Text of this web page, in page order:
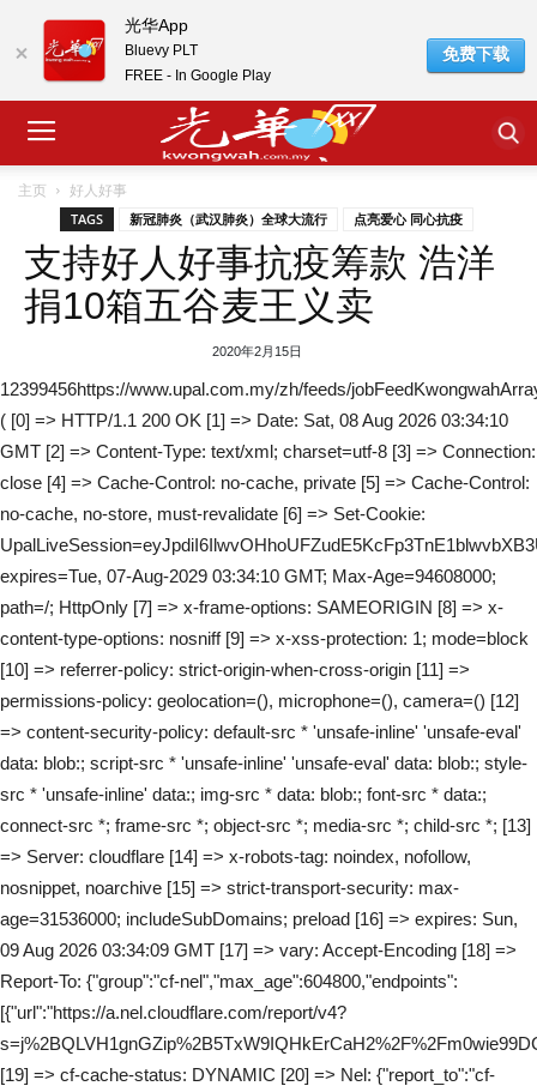
主页 好人好事
TAGS 新冠肺炎（武汉肺炎）全球大流行 点亮爱心 同心抗疫
支持好人好事抗疫筹款 浩洋
捐10箱五谷麦王义卖
2020年2月15日
12399456https://www.upal.com.my/zh/feeds/
( [0] => HTTP/1.1 200 OK [1] => Date: Sat, 08 Aug 2026 03:34:10
GMT [2] => Content-Type: text/xml; charset=utf-8 [3] => Connection:
close [4] => Cache-Control: no-cache, private [5] => Cache-Control:
no-cache, no-store, must-revalidate [6] => Set-Cookie:
expires=Tue, 07-Aug-2029 03:34:10 GMT; Max-Age=94608000;
path=/; HttpOnly [7] => x-frame-options: SAMEORIGIN [8] => x-
content-type-options: nosniff [9] => x-xss-protection: 1; mode=block
[10] => referrer-policy: strict-origin-when-cross-origin [11] =>
permissions-policy: geolocation=(), microphone=(), camera=() [12]
=> content-security-policy: default-src * 'unsafe-inline' 'unsafe-eval'
data: blob:; script-src * 'unsafe-inline' 'unsafe-eval' data: blob:; style-
src * 'unsafe-inline' data:; img-src * data: blob:; font-src * data:;
connect-src *; frame-src *; object-src *; media-src *; child-src *; [13]
=> Server: cloudflare [14] => x-robots-tag: noindex, nofollow,
nosnippet, noarchive [15] => strict-transport-security: max-
age=31536000; includeSubDomains; preload [16] => expires: Sun,
09 Aug 2026 03:34:09 GMT [17] => vary: Accept-Encoding [18] =>
Report-To: {"group":"cf-nel","max_age":604800,"endpoints":
[{"url":"https://a.nel.cloudflare.com/report/v4?
[19] => cf-cache-status: DYNAMIC [20] => Nel: {"report_to":"cf-
光华App
Bluevy PLT
FREE - In Google Play
免费下载